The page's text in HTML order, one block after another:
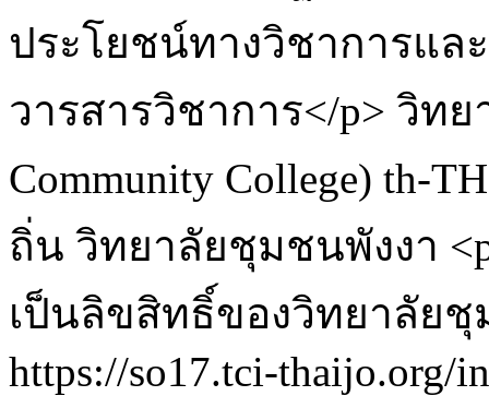
ประโยชน์ทางวิชาการแล
วารสารวิชาการ</p> วิทย
Community College) th-TH
ถิ่น วิทยาลัยชุมชนพังงา
เป็นลิขสิทธิ์ของวิทยาลัยชุ
https://so17.tci-thaijo.org/